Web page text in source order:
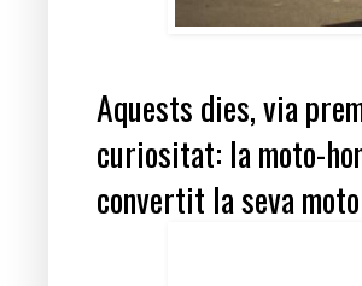
Aquests dies, via
curiositat: la moto-
convertit la seva